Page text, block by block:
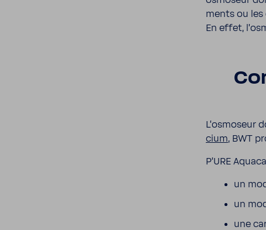
ments ou les
En effet,
L’os­mo­seur
cium, BWT
P'URE
un
un
une